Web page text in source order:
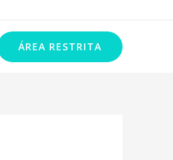
ÁREA RESTRITA